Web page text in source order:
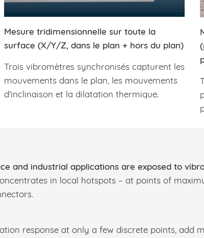
Mesure tridimensionnelle sur toute la
surface (X/Y/Z, dans le plan + hors du plan)
Trois vibromètres synchronisés capturent les
mouvements dans le plan, les mouvements
d'inclinaison et la dilatation thermique.
and industrial applications are exposed to
in local hotspots – at points of
response at only a few discrete points, add